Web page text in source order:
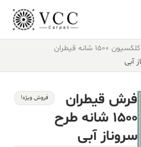
کلکسیون ۱۵۰۰ شانه قیطران
فرش قیطران
۱۵۰۰ شانه طرح
سروناز آبی
فروش ویژه!